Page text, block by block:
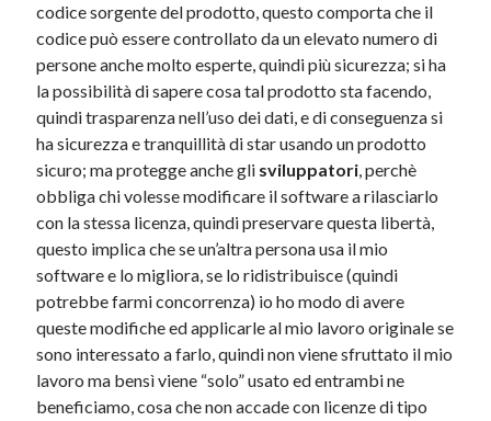
codice sorgente del prodotto, questo comporta che il
codice può essere controllato da un elevato numero di
persone anche molto esperte, quindi più sicurezza; si ha
la possibilità di sapere cosa tal prodotto sta facendo,
quindi trasparenza nell’uso dei dati, e di conseguenza si
ha sicurezza e tranquillità di star usando un prodotto
sicuro; ma protegge anche gli sviluppatori, perchè
obbliga chi volesse modificare il software a rilasciarlo
con la stessa licenza, quindi preservare questa libertà,
questo implica che se un’altra persona usa il mio
software e lo migliora, se lo ridistribuisce (quindi
potrebbe farmi concorrenza) io ho modo di avere
queste modifiche ed applicarle al mio lavoro originale se
sono interessato a farlo, quindi non viene sfruttato il mio
lavoro ma bensì viene “solo” usato ed entrambi ne
beneficiamo, cosa che non accade con licenze di tipo